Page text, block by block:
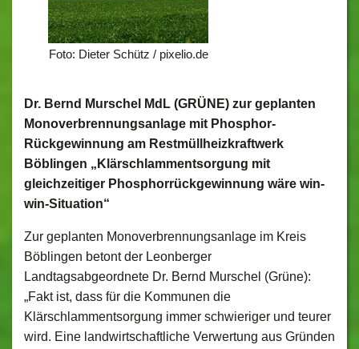
Foto: Dieter Schütz / pixelio.de
Dr. Bernd Murschel MdL (GRÜNE) zur geplanten
Monoverbrennungsanlage mit Phosphor-
Rückgewinnung am Restmüllheizkraftwerk
Böblingen „Klärschlammentsorgung mit
gleichzeitiger Phosphorrückgewinnung wäre win-
win-Situation“
Zur geplanten Monoverbrennungsanlage im Kreis
Böblingen betont der Leonberger
Landtagsabgeordnete Dr. Bernd Murschel (Grüne):
„Fakt ist, dass für die Kommunen die
Klärschlammentsorgung immer schwieriger und teurer
wird. Eine landwirtschaftliche Verwertung aus Gründen